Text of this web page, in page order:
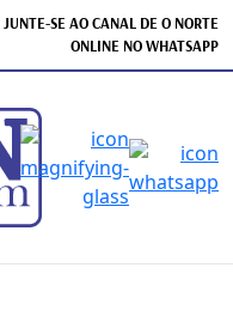
JUNTE-SE AO CANAL DE O NORTE
ONLINE NO WHATSAPP